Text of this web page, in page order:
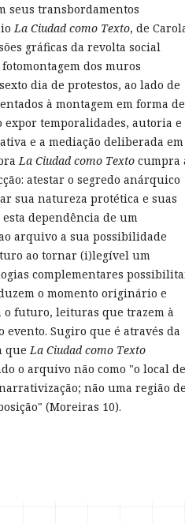
seus transbordamentos
La Ciudad como Texto, de
gráficas da revolta social
dos muros
dia de protestos, ao lado de
à montagem em forma de
expor temporalidades, autoria e
e a mediação deliberada em
La Ciudad como Texto cumpra
atestar o segredo anárquico
sua natureza protética e suas
dependência de um
arquivo a sua possibilidade
ao tornar (i)legível um
complementares
o momento originário e
o futuro, leituras que trazem à
Sugiro que é através da
queLa Ciudad como Texto
o arquivo não como "o local de
não uma região
(Moreiras 10).